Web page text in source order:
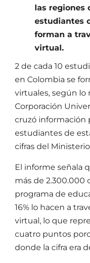
las regiones
estudiantes
forman a
virtual.
2 de cada 10
en Colombia se
virtuales, según lo
Corporación
cruzó información
estudiantes de
cifras del
El informe señala
más de 2.300.000
programa de
16% lo hacen a
virtual, lo que
cuatro puntos
donde la cifra era